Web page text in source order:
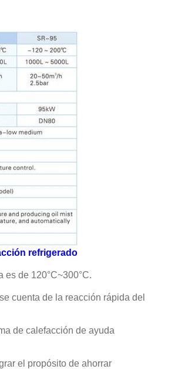
refrigerado
es de 120°C~300°C.
cuenta de la reacción rápida del
de calefacción de ayuda
el propósito de ahorrar